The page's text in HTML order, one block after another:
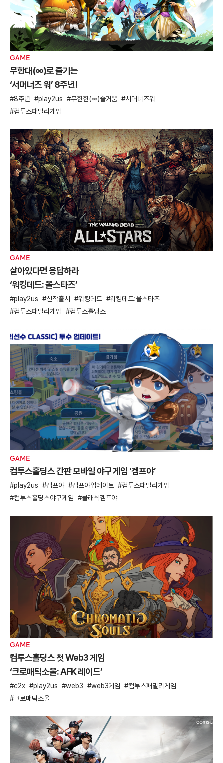
GAME
무한대(∞)로 즐기는
‘서머너즈 워’ 8주년!
8주년 play2us 무한한(∞)즐거움
서머너즈워
컴투스패밀리게임
GAME
살아있다면 응답하라
‘워킹데드: 올스타즈’
play2us 신작출시 워킹데드
워킹데드:올스타즈
컴투스패밀리게임
컴투스홀딩스
GAME
컴투스홀딩스 간판 모바일 야구 게임 ‘겜프야’
play2us 겜프야 겜프야업데이트
컴투스패밀리게임
컴투스홀딩스야구게임
클래식겜프야
GAME
컴투스홀딩스 첫 Web3 게임
‘크로매틱소울: AFK 레이드’
c2x play2us web3 web3게임
컴투스패밀리게임
크로매틱소울